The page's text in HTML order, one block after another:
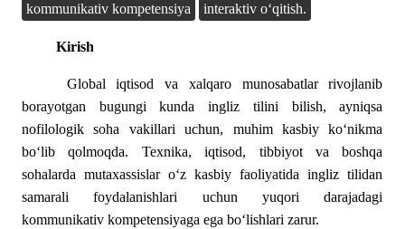
kommunikativ kompetensiya
interaktiv o‘qitish.
Kirish
Global iqtisod va xalqaro munosabatlar rivojlanib
borayotgan bugungi kunda ingliz tilini bilish, ayniqsa
nofilologik soha vakillari uchun, muhim kasbiy ko‘nikma
bo‘lib qolmoqda. Texnika, iqtisod, tibbiyot va boshqa
sohalarda mutaxassislar o‘z kasbiy faoliyatida ingliz tilidan
samarali foydalanishlari uchun yuqori darajadagi
kommunikativ kompetensiyaga ega bo‘lishlari zarur.